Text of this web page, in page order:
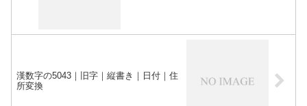
漢数字の5043｜旧字｜縦書き｜日付｜住
所変換